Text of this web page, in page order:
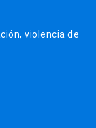
violencia de